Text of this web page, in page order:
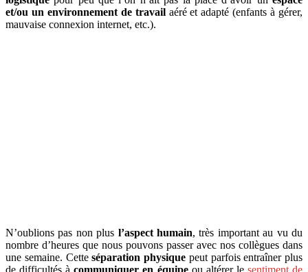
et/ou un environnement de travailaéré et adapté (enfants à gérer,
mauvaise connexion internet, etc.).
N’oublions pas non plus l’aspect humain, très important au vu du
nombre d’heures que nous pouvons passer avec nos collègues dans
une semaine. Cetteséparation physique peut parfois entraîner plus
de difficultés àcommuniquer en équipeou altérer le sentiment de